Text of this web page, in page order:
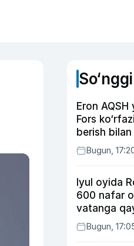
Eron
Fors
berish
Bugun,
Iyul oyida
600 nafar
vatanga
Bugun,